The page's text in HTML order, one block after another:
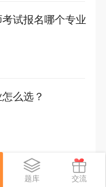
试报名哪个专业
么选？
专业比较好？
题库 交流